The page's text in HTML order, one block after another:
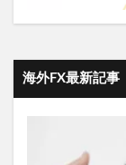
海外FX最新記事